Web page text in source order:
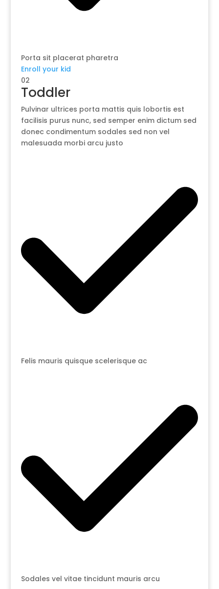
Porta sit placerat pharetra
Enroll your kid
02
Toddler
Pulvinar ultrices porta mattis quis lobortis est
facilisis purus nunc, sed semper enim dictum sed
donec condimentum sodales sed non vel
malesuada morbi arcu justo
Felis mauris quisque scelerisque ac
Sodales vel vitae tincidunt mauris arcu